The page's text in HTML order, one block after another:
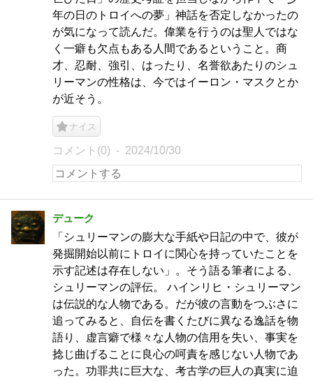
年の日のトロイへの夢」神話を否定しなかったの
が気になって読んだ。偉業を行うのは聖人ではな
く一癖も欠点もある人間であるということ。商
才、忍耐、強引、はったり、名誉欲あたりのシュ
リーマンの性格は、今ではイーロン・マスクとか
が近そう。
ナイス
コメント(0) 2024/10/30
デューク
「シュリーマンの膨大な手紙や日記の中で、彼が
発掘開始以前にトロイに関心を持っていたことを
示す記述は存在しない」。そう語る筆者による、
シュリーマンの評伝。 ハインリヒ・シュリーマン
は伝説的な人物である。だが彼の言動をつぶさに
追ってみると、自伝を書くたびに異なる逸話を物
語り、虚言癖で様々な人物の信用を失い、事実を
捻じ曲げることに良心の呵責を感じない人物であ
った。功罪共に巨大な、考古学の巨人の真実に迫